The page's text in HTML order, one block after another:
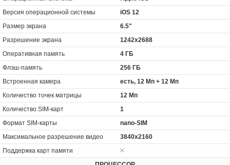
Версия операционной системы
iOS 12
Размер экрана
6.5"
Разрешение экрана
1242x2688
Оперативная память
4 ГБ
Флэш-память
256 ГБ
Встроенная камера
есть, 12 Мп + 12 Мп
Количество точек матрицы
12 Мп
Количество SIM-карт
1
Формат SIM-карты
nano-SIM
Максимальное разрешение видео
3840x2160
Поддержка карт памяти